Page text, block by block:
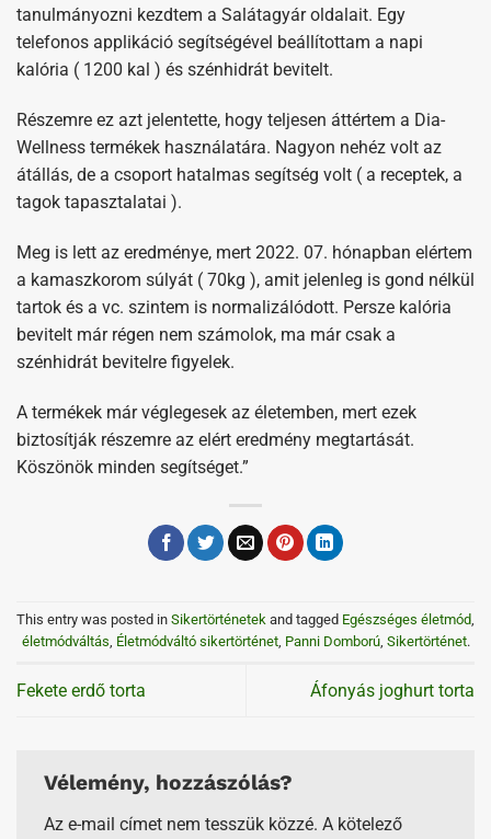
tanulmányozni kezdtem a Salátagyár oldalait. Egy
telefonos applikáció segítségével beállítottam a napi
kalória ( 1200 kal ) és szénhidrát bevitelt.
Részemre ez azt jelentette, hogy teljesen áttértem a Dia-
Wellness termékek használatára. Nagyon nehéz volt az
átállás, de a csoport hatalmas segítség volt ( a receptek, a
tagok tapasztalatai ).
Meg is lett az eredménye, mert 2022. 07. hónapban elértem
a kamaszkorom súlyát ( 70kg ), amit jelenleg is gond nélkül
tartok és a vc. szintem is normalizálódott. Persze kalória
bevitelt már régen nem számolok, ma már csak a
szénhidrát bevitelre figyelek.
A termékek már véglegesek az életemben, mert ezek
biztosítják részemre az elért eredmény megtartását.
Köszönök minden segítséget.”
This entry was posted in Sikertörténetek and tagged Egészséges életmód,
életmódváltás, Életmódváltó sikertörténet, Panni Domború, Sikertörténet.
Fekete erdő torta Áfonyás joghurt torta
Vélemény, hozzászólás?
Az e-mail címet nem tesszük közzé. A kötelező